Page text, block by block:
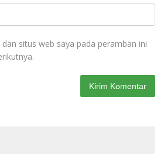
situs web saya pada peramban ini